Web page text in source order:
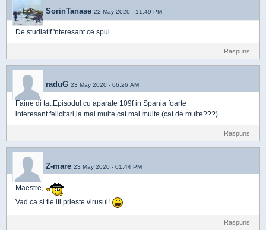
SorinTanase 22 May 2020 - 11:49 PM
De studiat!f.'nteresant ce spui
Raspuns
raduG 23 May 2020 - 06:26 AM
Faine di tat.Episodul cu aparate 109f in Spania foarte
interesant.felicitari,la mai multe,cat mai multe.(cat de multe???)
Raspuns
Z-mare 23 May 2020 - 01:44 PM
Maestre,
Vad ca si tie iti prieste virusul!
Raspuns